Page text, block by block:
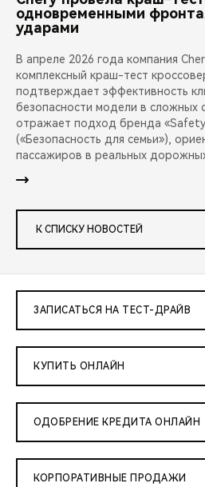
одновременными
ударами
В апреле 2026 года компания
комплексный краш-тест
подтверждает эффективность
безопасности модели в сложных
отражает подход бренда «Safety
(«Безопасность для семьи»),
пассажиров в реальных
К СПИСКУ НОВОСТЕЙ
ЗАПИСАТЬСЯ НА ТЕСТ-ДРАЙВ
КУПИТЬ ОНЛАЙН
ОДОБРЕНИЕ КРЕДИТА ОНЛАЙН
КОРПОРАТИВНЫЕ ПРОДАЖИ